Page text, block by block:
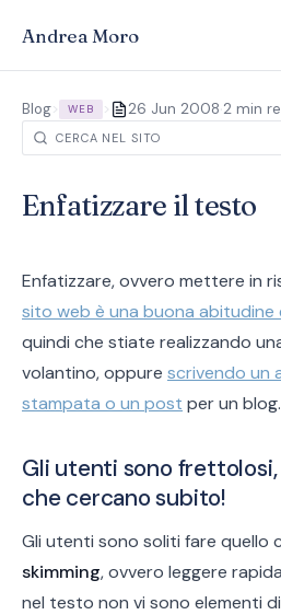
Andrea Moro
Blog> WEB > 26 Jun 2008·2 min
Enfatizzare il testo
Enfatizzare, ovvero mettere in
sito web è una buona abitudine
quindi che stiate realizzando
volantino, oppure scrivendo un
stampata o un post per un blog.
Gli utenti sono
che cercano subito!
Gli utenti sono soliti fare quello
skimming, ovvero leggere
nel testo non vi sono elementi